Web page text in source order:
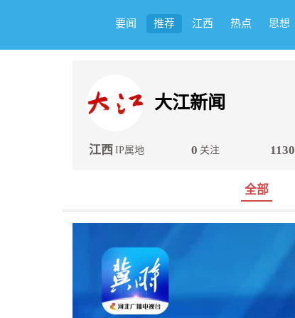
要闻 推荐 江西 热点 思想
大江新闻
江西 IP属地 0 关注 1130
全部